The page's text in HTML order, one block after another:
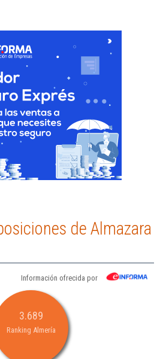
de Almazara
Información ofrecida por
3.689
Ranking Almería